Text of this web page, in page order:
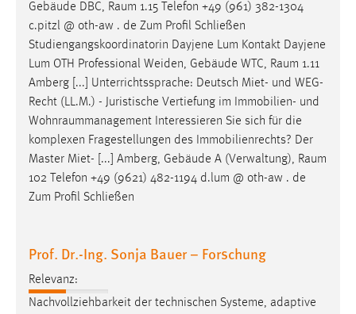
Gebäude DBC, Raum 1.15 Telefon +49 (961) 382-1304
c.pitzl @ oth-aw . de Zum Profil Schließen
Studiengangskoordinatorin Dayjene Lum Kontakt Dayjene
Lum OTH Professional Weiden, Gebäude WTC, Raum 1.11
Amberg [...] Unterrichtssprache: Deutsch Miet- und WEG-
Recht (LL.M.) - Juristische Vertiefung im Immobilien- und
Wohnraummanagement Interessieren Sie sich für die
komplexen Fragestellungen des Immobilienrechts? Der
Master Miet- [...] Amberg, Gebäude A (Verwaltung), Raum
102 Telefon +49 (9621) 482-1194 d.lum @ oth-aw . de
Zum Profil Schließen
Prof. Dr.-Ing. Sonja Bauer – Forschung
Relevanz:
Nachvollziehbarkeit der technischen Systeme, adaptive
Sie tun dies, indem sie Besucher über Websites
hinweg verfolgen.
Google Ads
Name:
_gcl_au
Anbieter:
Google Ireland Limited
Zweck:
3 Monate
Facebook Pixel